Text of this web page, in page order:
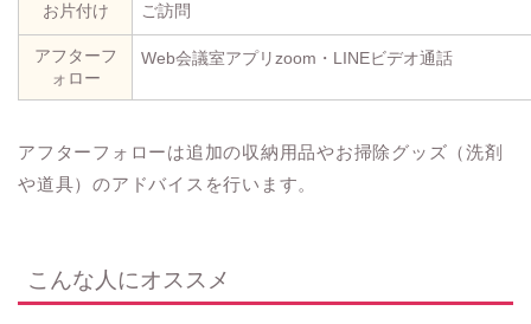
お片付け ご訪問
アフターフ
ォロー
Web会議室アプリzoom・LINEビデオ通話
アフターフォローは追加の収納用品やお掃除グッズ（洗剤
や道具）のアドバイスを行います。
こんな人にオススメ